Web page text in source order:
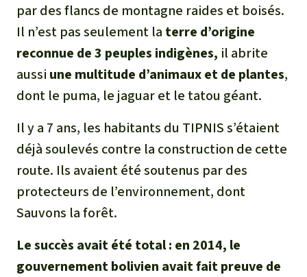
par des flancs de montagne raides et boisés.
Il n’est pas seulement la terre d’origine
reconnue de 3 peuples indigènes, il abrite
aussi une multitude d’animaux et de plantes,
dont le puma, le jaguar et le tatou géant.
Il y a 7 ans, les habitants du TIPNIS s’étaient
déjà soulevés contre la construction de cette
route. Ils avaient été soutenus par des
protecteurs de l’environnement, dont
Sauvons la forêt.
Le succès avait été total: en 2014, le
gouvernement bolivien avait fait preuve de